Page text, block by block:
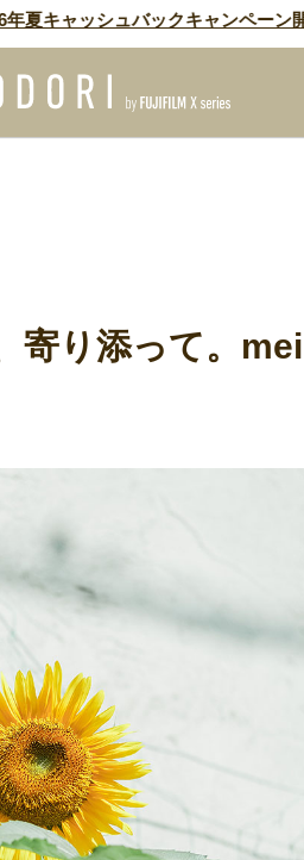
ャッシュバックキャンペーン開催中
寄り添って。